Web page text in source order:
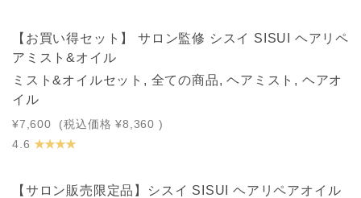
【お買い得セット】 サロン監修 シスイ SISUI ヘアリペ
アミスト&オイル
ミスト&オイルセット, 全ての商品, ヘアミスト, ヘアオ
イル
¥7,600 (税込価格 ¥8,360 )
4.6 ★ ★ ★ ★
サロン店舗販売限定
【サロン販売限定品】シスイ SISUI ヘアリペアオイル